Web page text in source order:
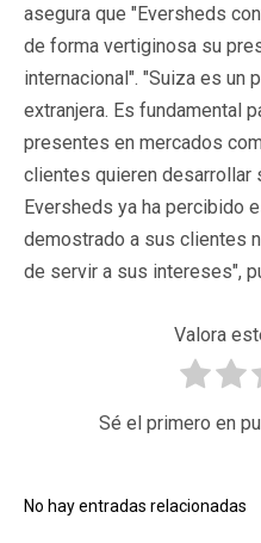
asegura que "Eversheds
de forma vertiginosa su
internacional". "Suiza es un
extranjera. Es fundamental
presentes en mercados
clientes quieren desarrollar
Eversheds ya ha percibido
demostrado a sus clientes
de servir a sus intereses",
Valora
Sé el primero en
No hay entradas relacionadas